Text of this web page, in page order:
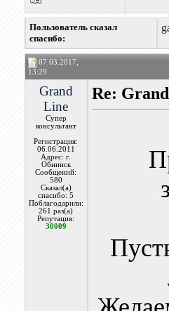
Пользователь сказал
cпасибо:
07.03.2017,
13:29
Grand
Line
Супер
консультант
Регистрация:
06.06.2011
Адрес: г.
Обнинск
Сообщений:
580
Сказал(а)
спасибо: 5
Поблагодарили:
261 раз(а)
Репутация:
30009
Re: